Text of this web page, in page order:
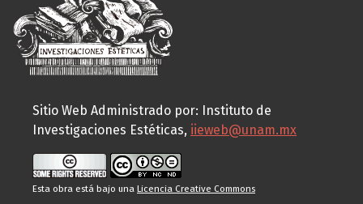
Sitio Web Administrado por: Instituto de
Investigaciones Estéticas, iieweb@unam.mx
Esta obra está bajo una Licencia Creative Commons